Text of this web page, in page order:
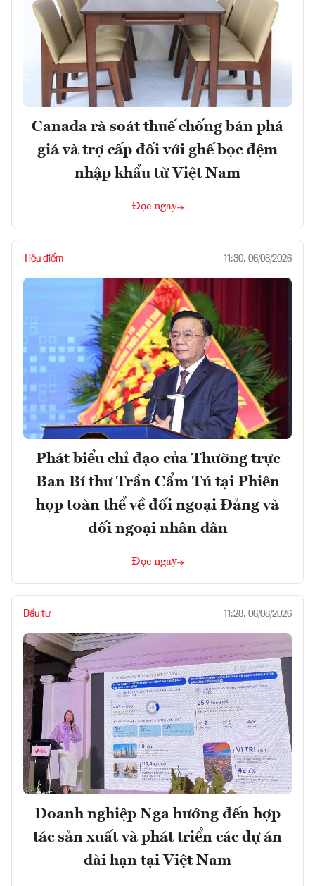
Canada rà soát thuế chống bán phá
giá và trợ cấp đối với ghế bọc đệm
nhập khẩu từ Việt Nam
Đọc ngay
Tiêu điểm 11:30, 06/08/2026
Phát biểu chỉ đạo của Thường trực
Ban Bí thư Trần Cẩm Tú tại Phiên
họp toàn thể về đối ngoại Đảng và
đối ngoại nhân dân
Đọc ngay
Đầu tư 11:28, 06/08/2026
Doanh nghiệp Nga hướng đến hợp
tác sản xuất và phát triển các dự án
dài hạn tại Việt Nam